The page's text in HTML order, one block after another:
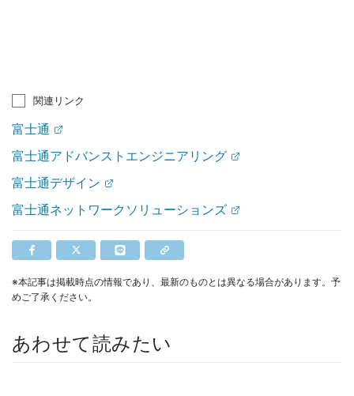
関連リンク
富士通
富士通アドバンストエンジニアリング
富士通デザイン
富士通ネットワークソリューションズ
※本記事は掲載時点の情報であり、最新のものとは異なる場合があります。予
めご了承ください。
あわせて読みたい